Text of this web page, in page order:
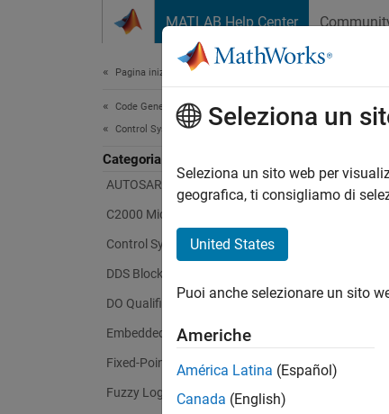
MATLAB Help Center
Pagina iniziale della documentazione
Code Generation
Control Systems
Categoria
AUTOSAR Blockset
C2000 Microcontroller Blockset
Control System Toolbox
DDS Blockset
DO Qualification Kit
Embedded Coder
Fixed-Point Designer
Fuzzy Logic Toolbox
Seleziona un
Seleziona un sito web per
geografica, ti consigliamo di
United States
Puoi anche selezionare un sito
Americhe
América Latina (Español)
Canada (English)